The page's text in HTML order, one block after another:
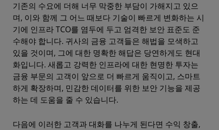
기존의 수요에 더해 너무 막중한 부담이 가해지고 있으
며, 이와 함께 그 어느 때보다 기술이 빠르게 변화하는 시
기에 인프라 TCO를 염두에 두고 엄격한 보안 표준도 준
수해야 합니다. 귀사의 금융 고객들은 해법을 모색하고
있을 것이며, 그에 대한 명확한 해답은 당연하게도 현대
화입니다. 새롭고 강력한 인프라에 대한 현명한 투자는
금융 부문의 고객이 앞으로 더 빠르게 움직이고, 스마트
하게 확장하며, 민감한 데이터를 위한 보안 기능을 제공
하는 데 도움을 줄 수 있습니다.
다음에 이러한 고객과 대화를 나누게 된다면 수익 창출,